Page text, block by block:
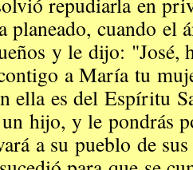
planeado, cuando el
y le dijo: "José,
a María tu
ella es del Espíritu
hijo, y le pondrás
a su pueblo de